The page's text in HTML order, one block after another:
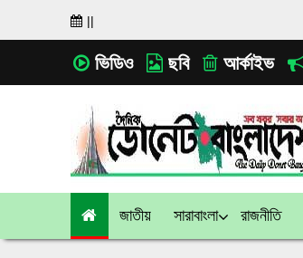
||
ভিডিও ছবি আর্কাইভ
জাতীয় সারাবাংলা রাজনীতি